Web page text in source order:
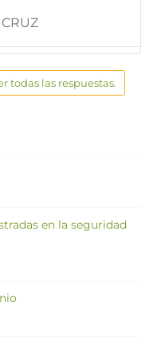
todas las respuestas.
en la seguridad